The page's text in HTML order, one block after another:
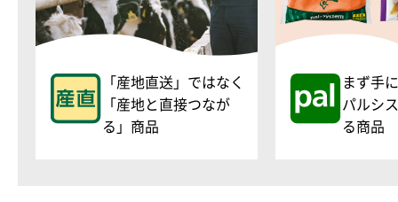
「産地直送」ではなく
「産地と直接つなが
る」商品
まず手
パルシ
る商品